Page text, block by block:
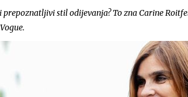
stil odijevanja? To zna Carine